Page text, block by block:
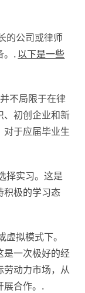
的公司或律师
。.以下是一些
不局限于在律
、初创企业和新
对于应届毕业生
择实习。这是
积极的学习态
虚拟模式下。
是一次极好的经
劳动力市场，从
展合作。.